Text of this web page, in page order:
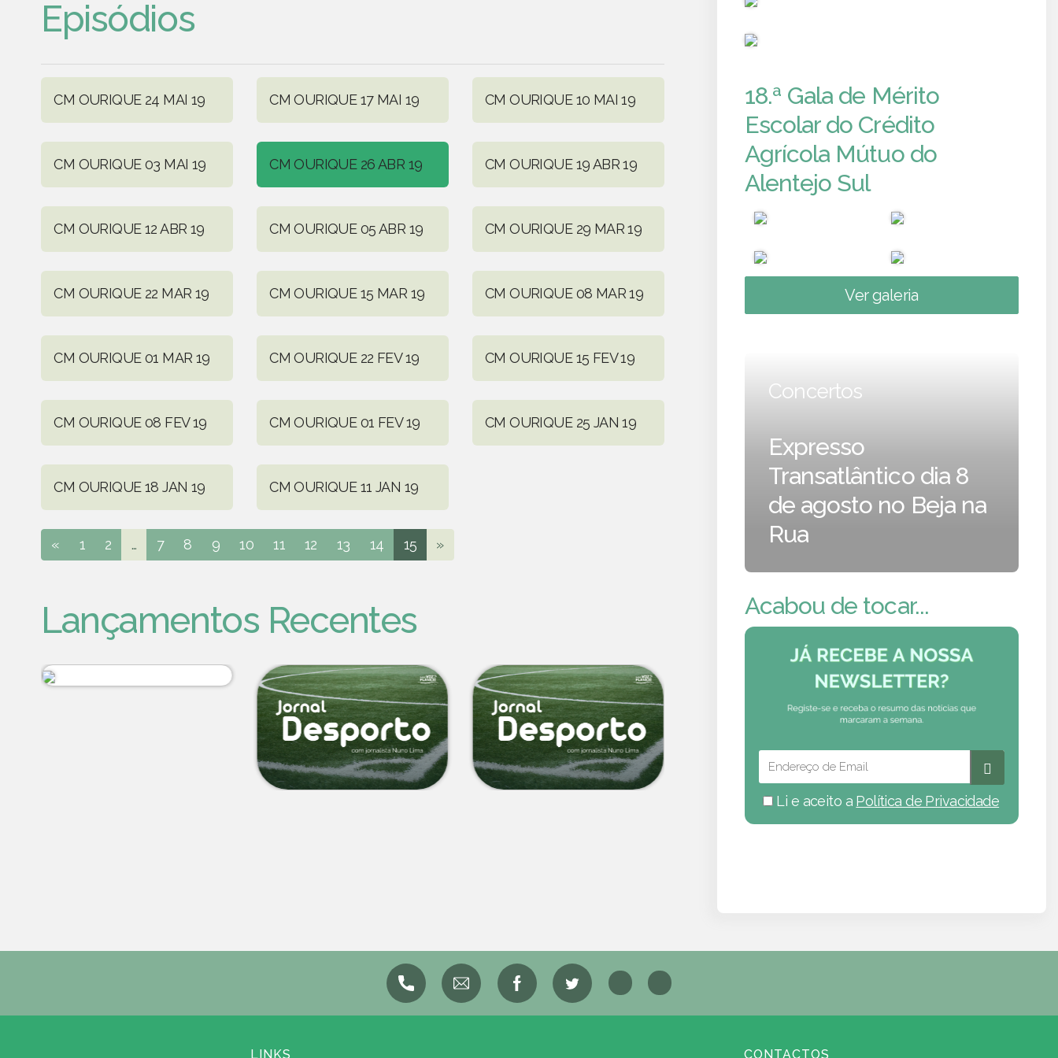
Episódios
CM OURIQUE 24 MAI 19 CM OURIQUE 17 MAI 19 CM OURIQUE 10 MAI 19
CM OURIQUE 03 MAI 19 CM OURIQUE 26 ABR 19 CM OURIQUE 19 ABR 19
CM OURIQUE 12 ABR 19 CM OURIQUE 05 ABR 19 CM OURIQUE 29 MAR 19
CM OURIQUE 22 MAR 19 CM OURIQUE 15 MAR 19 CM OURIQUE 08 MAR 19
CM OURIQUE 01 MAR 19 CM OURIQUE 22 FEV 19 CM OURIQUE 15 FEV 19
CM OURIQUE 08 FEV 19 CM OURIQUE 01 FEV 19 CM OURIQUE 25 JAN 19
CM OURIQUE 18 JAN 19 CM OURIQUE 11 JAN 19
« 1 2 ... 7 8 9 10 11 12 13 14 15 »
Lançamentos Recentes
18.ª Gala de Mérito
Escolar do Crédito
Agrícola Mútuo do
Alentejo Sul
Ver galeria
Concertos
Expresso
Transatlântico dia 8
de agosto no Beja na
Rua
Acabou de tocar...
Li e aceito a Política de Privacidade
LINKS CONTACTOS